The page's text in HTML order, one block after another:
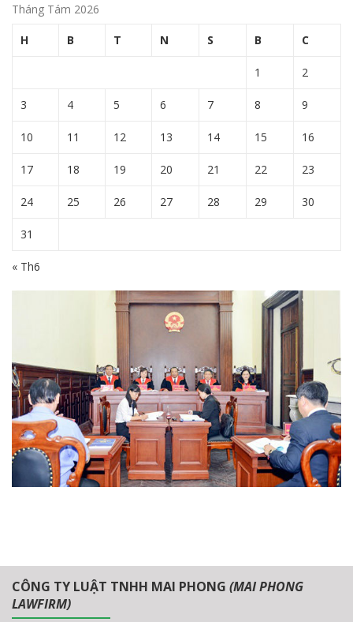
Tháng Tám 2026
H B T N S B C
1 2
3 4 5 6 7 8 9
10 11 12 13 14 15 16
17 18 19 20 21 22 23
24 25 26 27 28 29 30
31
« Th6
CÔNG TY LUẬT TNHH MAI PHONG (MAI PHONG
LAWFIRM)